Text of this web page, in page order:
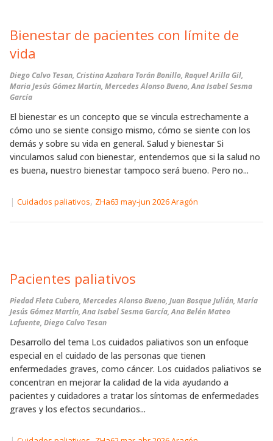
Bienestar de pacientes con límite de
vida
Diego Calvo Tesan, Cristina Azahara Torán Bonillo, Raquel Arilla Gil,
Maria Jesús Gómez Martin, Mercedes Alonso Bueno, Ana Isabel Sesma
García
El bienestar es un concepto que se vincula estrechamente a
cómo uno se siente consigo mismo, cómo se siente con los
demás y sobre su vida en general. Salud y bienestar Si
vinculamos salud con bienestar, entendemos que si la salud no
es buena, nuestro bienestar tampoco será bueno. Pero no...
| Cuidados paliativos, ZHa63 may-jun 2026 Aragón
Pacientes paliativos
Piedad Fleta Cubero, Mercedes Alonso Bueno, Juan Bosque Julián, María
Jesús Gómez Martín, Ana Isabel Sesma García, Ana Belén Mateo
Lafuente, Diego Calvo Tesan
Desarrollo del tema Los cuidados paliativos son un enfoque
especial en el cuidado de las personas que tienen
enfermedades graves, como cáncer. Los cuidados paliativos se
concentran en mejorar la calidad de la vida ayudando a
pacientes y cuidadores a tratar los síntomas de enfermedades
graves y los efectos secundarios...